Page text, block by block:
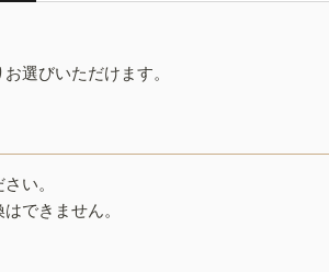
選びいただけます。
い。
できません。